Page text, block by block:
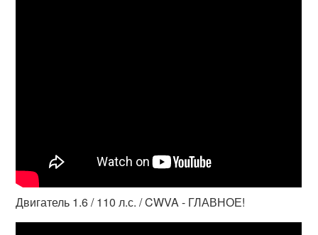
Двигатель 1.6 / 110 л.с. / CWVA - ГЛАВНОЕ!